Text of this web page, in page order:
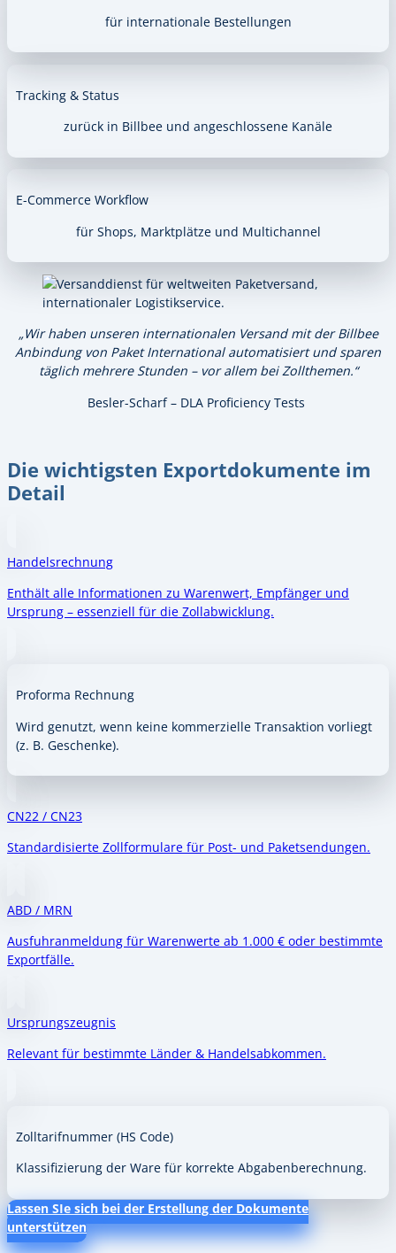
für internationale Bestellungen
Tracking & Status
zurück in Billbee und angeschlossene Kanäle
E-Commerce Workflow
für Shops, Marktplätze und Multichannel
„Wir haben unseren internationalen Versand mit der Billbee
Anbindung von Paket International automatisiert und sparen
täglich mehrere Stunden – vor allem bei Zollthemen.“
Besler-Scharf – DLA Proficiency Tests
Die wichtigsten Exportdokumente im
Detail
Handelsrechnung
Enthält alle Informationen zu Warenwert, Empfänger und
Ursprung – essenziell für die Zollabwicklung.
Proforma Rechnung
Wird genutzt, wenn keine kommerzielle Transaktion vorliegt
(z. B. Geschenke).
CN22 / CN23
Standardisierte Zollformulare für Post- und Paketsendungen.
ABD / MRN
Ausfuhranmeldung für Warenwerte ab 1.000 € oder bestimmte
Exportfälle.
Ursprungszeugnis
Relevant für bestimmte Länder & Handelsabkommen.
Zolltarifnummer (HS Code)
Klassifizierung der Ware für korrekte Abgabenberechnung.
Lassen SIe sich bei der Erstellung der Dokumente
unterstützen